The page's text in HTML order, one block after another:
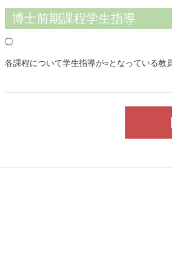
博士前期課程学生指導
◯
各課程について学生指導が○となっている教